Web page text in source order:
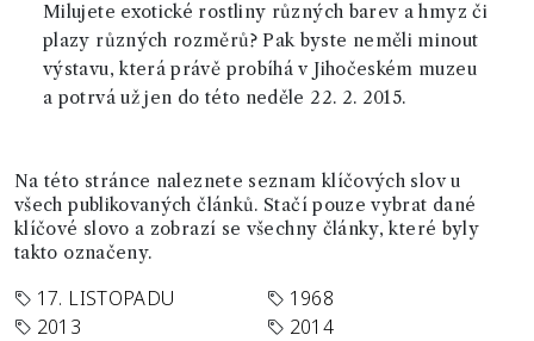
Milujete exotické rostliny různých barev a hmyz či
plazy různých rozměrů? Pak byste neměli minout
výstavu, která právě probíhá v Jihočeském muzeu
a potrvá už jen do této neděle 22. 2. 2015.
Na této stránce naleznete seznam klíčových slov u
všech publikovaných článků. Stačí pouze vybrat dané
klíčové slovo a zobrazí se všechny články, které byly
takto označeny.
17. LISTOPADU
1968
2013
2014